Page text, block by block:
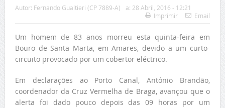
Autor: Fernando Gualtieri (CP 7889-A) a: 28 Abril, 2016 - 12:21
Imprimir
Email
Um homem de 83 anos morreu esta quinta-feira em
Bouro de Santa Marta, em Amares, devido a um curto-
circuito provocado por um cobertor eléctrico.
Em declarações ao Porto Canal, António Brandão,
coordenador da Cruz Vermelha de Braga, avançou que o
alerta foi dado pouco depois das 09 horas por um